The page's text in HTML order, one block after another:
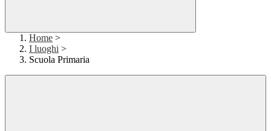
Home >
I luoghi >
Scuola Primaria